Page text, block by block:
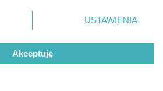
przycisk ustawień prywatności
dolnym rogu strony
danych nie wymagają zgody
prawo sprzeciwić się takiemu
będą miały zastosowanie tylko
USTAWIENIA
Akceptuję